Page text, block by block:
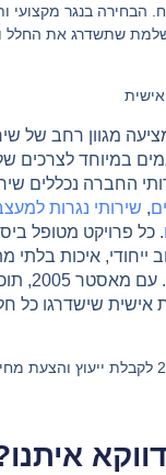
הבחירה בנגר מקצועי
שתשדרג את החלל
מגוון רחב של
במיוחד לצרכים
החברה נכללים
, שירותי נגרות
. כל פרויקט מטופל
ייחודי, איכות
מלאה
אישית שישדרגו כל
עם מאסטר 2005 לקבלת ייעוץ